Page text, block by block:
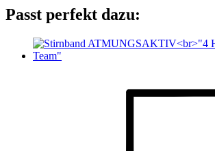
Passt perfekt dazu: